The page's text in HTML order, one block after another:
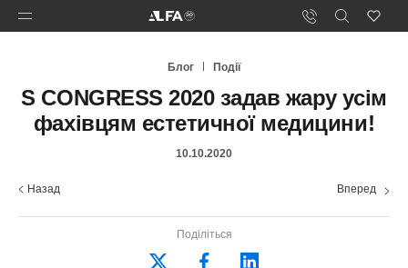
Блог Події
S CONGRESS 2020 задав жару усім
фахівцям естетичної медицини!
10.10.2020
Назад Вперед
Поділіться